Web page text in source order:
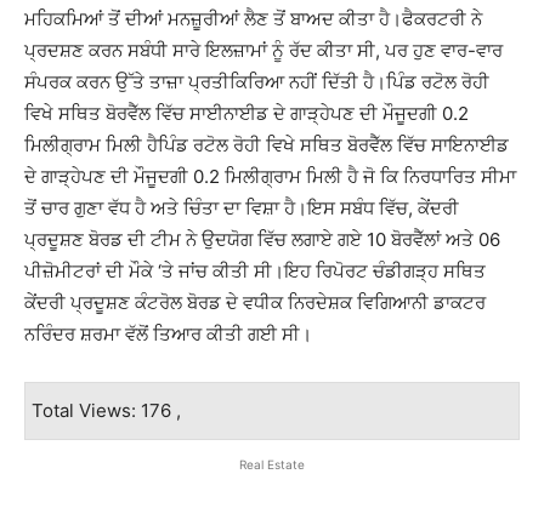
ਮਹਿਕਮਿਆਂ ਤੋਂ ਦੀਆਂ ਮਨਜ਼ੂਰੀਆਂ ਲੈਣ ਤੋਂ ਬਾਅਦ ਕੀਤਾ ਹੈ।ਫੈਕਰਟਰੀ ਨੇ
ਪ੍ਰਦਸ਼ਣ ਕਰਨ ਸਬੰਧੀ ਸਾਰੇ ਇਲਜ਼ਾਮਾਂ ਨੂੰ ਰੱਦ ਕੀਤਾ ਸੀ, ਪਰ ਹੁਣ ਵਾਰ-ਵਾਰ
ਸੰਪਰਕ ਕਰਨ ਉੱਤੇ ਤਾਜ਼ਾ ਪ੍ਰਤੀਕਿਰਿਆ ਨਹੀਂ ਦਿੱਤੀ ਹੈ।ਪਿੰਡ ਰਟੋਲ ਰੋਹੀ
ਵਿਖੇ ਸਥਿਤ ਬੋਰਵੈੱਲ ਵਿੱਚ ਸਾਈਨਾਈਡ ਦੇ ਗਾੜ੍ਹੇਪਣ ਦੀ ਮੌਜੂਦਗੀ 0.2
ਮਿਲੀਗ੍ਰਾਮ ਮਿਲੀ ਹੈਪਿੰਡ ਰਟੋਲ ਰੋਹੀ ਵਿਖੇ ਸਥਿਤ ਬੋਰਵੈੱਲ ਵਿੱਚ ਸਾਇਨਾਈਡ
ਦੇ ਗਾੜ੍ਹੇਪਣ ਦੀ ਮੌਜੂਦਗੀ 0.2 ਮਿਲੀਗ੍ਰਾਮ ਮਿਲੀ ਹੈ ਜੋ ਕਿ ਨਿਰਧਾਰਿਤ ਸੀਮਾ
ਤੋਂ ਚਾਰ ਗੁਣਾ ਵੱਧ ਹੈ ਅਤੇ ਚਿੰਤਾ ਦਾ ਵਿਸ਼ਾ ਹੈ।ਇਸ ਸਬੰਧ ਵਿੱਚ, ਕੇਂਦਰੀ
ਪ੍ਰਦੂਸ਼ਣ ਬੋਰਡ ਦੀ ਟੀਮ ਨੇ ਉਦਯੋਗ ਵਿੱਚ ਲਗਾਏ ਗਏ 10 ਬੋਰਵੈੱਲਾਂ ਅਤੇ 06
ਪੀਜ਼ੋਮੀਟਰਾਂ ਦੀ ਮੌਕੇ ‘ਤੇ ਜਾਂਚ ਕੀਤੀ ਸੀ।ਇਹ ਰਿਪੋਰਟ ਚੰਡੀਗੜ੍ਹ ਸਥਿਤ
ਕੇਂਦਰੀ ਪ੍ਰਦੂਸ਼ਣ ਕੰਟਰੋਲ ਬੋਰਡ ਦੇ ਵਧੀਕ ਨਿਰਦੇਸ਼ਕ ਵਿਗਿਆਨੀ ਡਾਕਟਰ
ਨਰਿੰਦਰ ਸ਼ਰਮਾ ਵੱਲੋਂ ਤਿਆਰ ਕੀਤੀ ਗਈ ਸੀ।
Total Views: 176 ,
Real Estate